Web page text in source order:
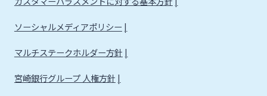
ソーシャルメディアポリシー
マルチステークホルダー方針
宮崎銀行グループ 人権方針